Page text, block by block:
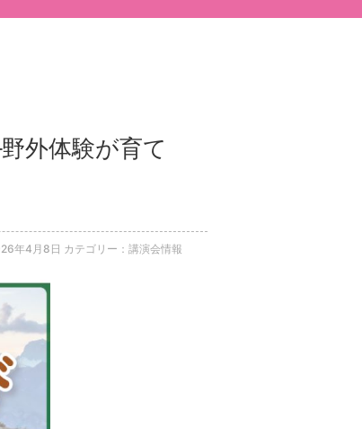
外体験が育て
年4月8日 カテゴリー：講演会情報